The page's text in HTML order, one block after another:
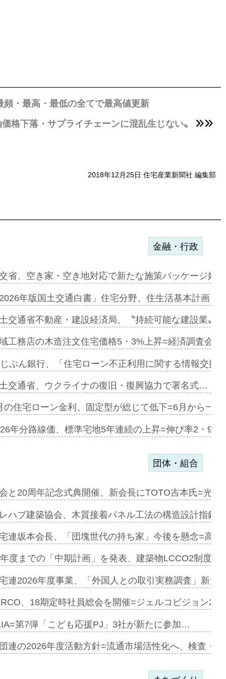
・最高・最低の全てで最高値更新
格下落・サプライチェーンに混乱生じない〟
2018年12月25日 住宅産業新聞社 編集部
サー契約…
起用…
ミーレキ…
も城南エ…
合型の賃…
ンカフェ…
協業=お互…
コリビング…
金融・行政
省、空き家・空き地対応で新たな施策パッケージ始
年版国土交通白書」住宅分野、住生活基本計画を
交通省不動産・建設経済局、〝持続可能な建設業〟
工務店の木造注文住宅価格5・3%上昇=経済調査会
ぶん銀行、「住宅ローン不正利用に関する情報交換
交通省、ウクライナの復旧・復興協力で署名式…
の住宅ローン金利、固定型が総じて低下=6月から一
年分路線価、標準宅地5年連続の上昇=伸び率2・
を提案=P…
ンビ…
加=リンナ…
見込む=…
開始=三協…
団体・組合
と20周年記念式典開催、新会長にTOTO吉本氏=光
ハブ建築協会、木質接着パネル工法の構造設計指針
連坂本会長、「団塊世代の持ち家」今後を懸念=高
度までの「中期計画」を発表、建築物LCCO2制度
連2026年度事業、「外国人との取引実務調査」新規
、18期定時社員総会を開催=ジェルコビジョン
第7弾「こども応援PJ」3社が新たに参加…
連の2026年度活動方針=流通市場活性化へ、検査・